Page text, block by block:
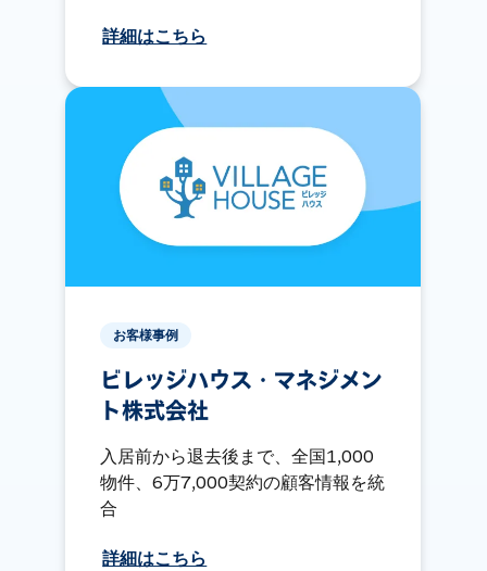
詳細はこちら
お客様事例
ビレッジハウス・マネジメン
ト株式会社
入居前から退去後まで、全国1,000
物件、6万7,000契約の顧客情報を統
合
詳細はこちら